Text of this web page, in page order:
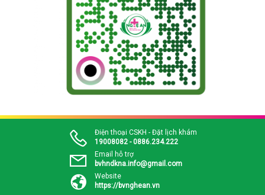
Điện thoại CSKH - Đặt lịch khám
19008082 - 0886.234.222
Email hỗ trợ
bvhndkna.info@gmail.com
Website
https://bvnghean.vn